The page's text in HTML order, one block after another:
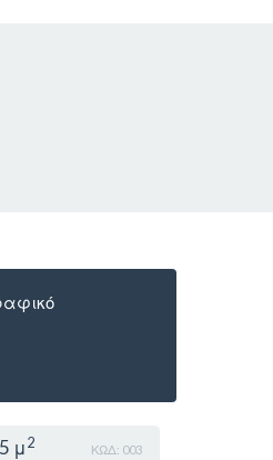
μ2 ΚΩΔ: 003